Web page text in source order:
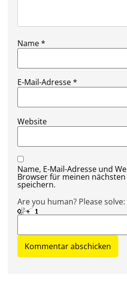
Name*
E-Mail-Adresse*
Website
Name, E-Mail-Adresse und
Browser für meinen
speichern.
Are you human? Please solve: